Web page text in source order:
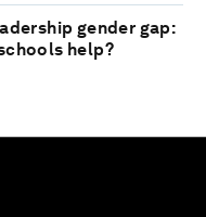
gender gap:
help?